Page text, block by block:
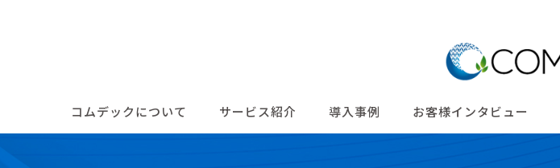
コムデックについて サービス紹介 導入事例 お客様インタビュー